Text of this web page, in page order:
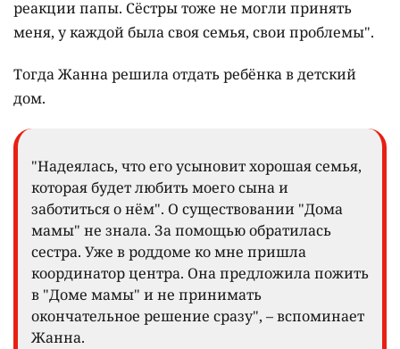
реакции папы. Сёстры тоже не могли принять
меня, у каждой была своя семья, свои проблемы".
Тогда Жанна решила отдать ребёнка в детский
дом.
"Надеялась, что его усыновит хорошая семья,
которая будет любить моего сына и
заботиться о нём". О существовании "Дома
мамы" не знала. За помощью обратилась
сестра. Уже в роддоме ко мне пришла
координатор центра. Она предложила пожить
в "Доме мамы" и не принимать
окончательное решение сразу", – вспоминает
Жанна.